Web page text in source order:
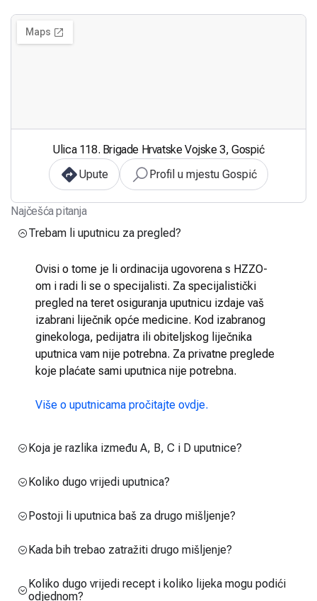
Ulica 118. Brigade Hrvatske Vojske 3, Gospić
Upute
Profil u mjestu Gospić
Najčešća pitanja
Trebam li uputnicu za pregled?
Ovisi o tome je li ordinacija ugovorena s HZZO-
om i radi li se o specijalisti. Za specijalistički
pregled na teret osiguranja uputnicu izdaje vaš
izabrani liječnik opće medicine. Kod izabranog
ginekologa, pedijatra ili obiteljskog liječnika
uputnica vam nije potrebna. Za privatne preglede
koje plaćate sami uputnica nije potrebna.
Više o uputnicama pročitajte ovdje.
Koja je razlika između A, B, C i D uputnice?
Koliko dugo vrijedi uputnica?
Postoji li uputnica baš za drugo mišljenje?
Kada bih trebao zatražiti drugo mišljenje?
Koliko dugo vrijedi recept i koliko lijeka mogu podići
odjednom?